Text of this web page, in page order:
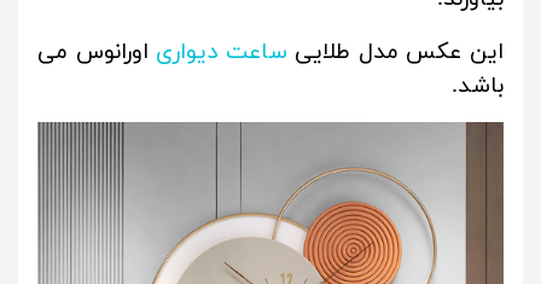
این عکس مدل طلایی ساعت دیواری اورانوس می
باشد.